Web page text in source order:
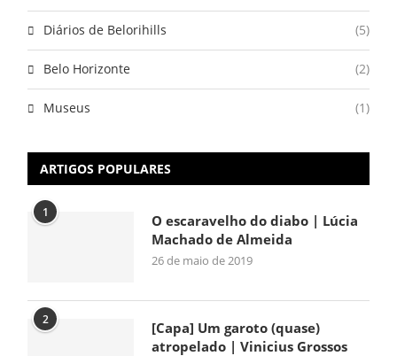
Diários de Belorihills (5)
Belo Horizonte (2)
Museus (1)
ARTIGOS POPULARES
1
O escaravelho do diabo | Lúcia
Machado de Almeida
26 de maio de 2019
2
[Capa] Um garoto (quase)
atropelado | Vinicius Grossos